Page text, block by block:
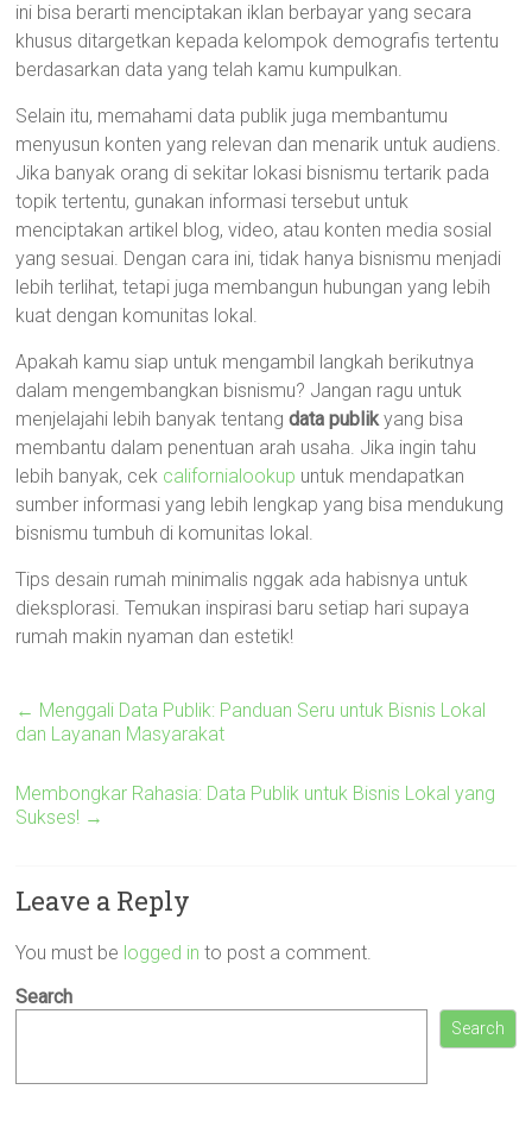
ini bisa berarti menciptakan iklan berbayar yang secara
khusus ditargetkan kepada kelompok demografis tertentu
berdasarkan data yang telah kamu kumpulkan.
Selain itu, memahami data publik juga membantumu
menyusun konten yang relevan dan menarik untuk audiens.
Jika banyak orang di sekitar lokasi bisnismu tertarik pada
topik tertentu, gunakan informasi tersebut untuk
menciptakan artikel blog, video, atau konten media sosial
yang sesuai. Dengan cara ini, tidak hanya bisnismu menjadi
lebih terlihat, tetapi juga membangun hubungan yang lebih
kuat dengan komunitas lokal.
Apakah kamu siap untuk mengambil langkah berikutnya
dalam mengembangkan bisnismu? Jangan ragu untuk
menjelajahi lebih banyak tentangdata publikyang bisa
membantu dalam penentuan arah usaha. Jika ingin tahu
lebih banyak, cek californialookup untuk mendapatkan
sumber informasi yang lebih lengkap yang bisa mendukung
bisnismu tumbuh di komunitas lokal.
Tips desain rumah minimalis nggak ada habisnya untuk
dieksplorasi. Temukan inspirasi baru setiap hari supaya
rumah makin nyaman dan estetik!
← Menggali Data Publik: Panduan Seru untuk Bisnis Lokal
dan Layanan Masyarakat
Membongkar Rahasia: Data Publik untuk Bisnis Lokal yang
Sukses! →
Leave a Reply
You must be logged in to post a comment.
Search
Search